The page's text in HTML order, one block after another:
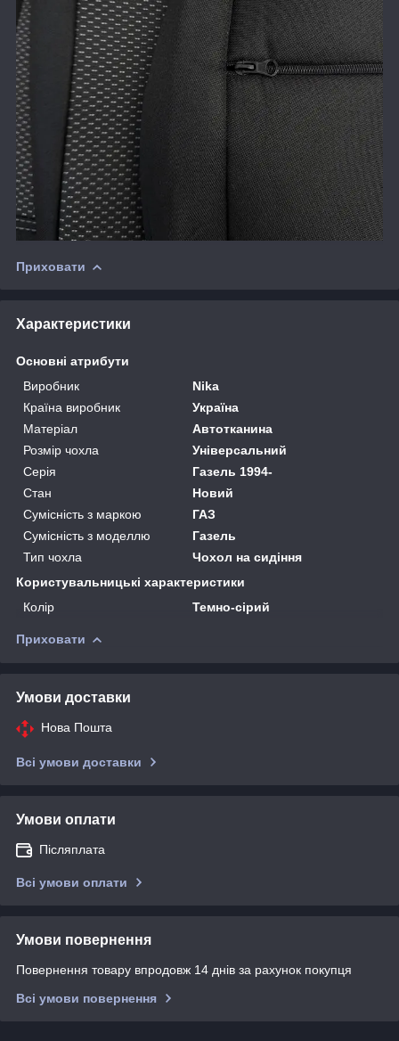
Приховати
Характеристики
Основні атрибути
Виробник
Nika
Країна виробник
Україна
Матеріал
Автотканина
Розмір чохла
Універсальний
Серія
Газель 1994-
Стан
Новий
Сумісність з маркою
ГАЗ
Сумісність з моделлю
Газель
Тип чохла
Чохол на сидіння
Користувальницькі характеристики
Колір
Темно-сірий
Приховати
Умови доставки
Нова Пошта
Всі умови доставки
Умови оплати
Післяплата
Всі умови оплати
Умови повернення
Повернення товару впродовж 14 днів за рахунок покупця
Всі умови повернення